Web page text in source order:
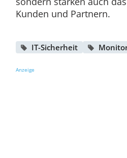
Kunden und Partnern.
IT-Sicherheit
Anzeige